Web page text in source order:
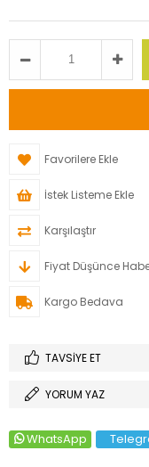
Favorilere Ekle
İstek Listeme Ekle
Karşılaştır
Fiyat Düşünce
Kargo Bedava
TAVSIYE ET
YORUM YAZ
WhatsApp